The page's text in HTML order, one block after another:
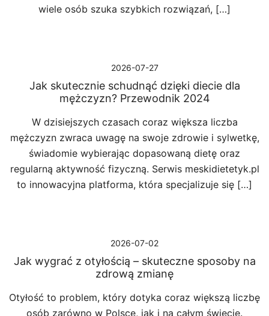
wiele osób szuka szybkich rozwiązań, […]
2026-07-27
Jak skutecznie schudnąć dzięki diecie dla
mężczyzn? Przewodnik 2024
W dzisiejszych czasach coraz większa liczba
mężczyzn zwraca uwagę na swoje zdrowie i sylwetkę,
świadomie wybierając dopasowaną dietę oraz
regularną aktywność fizyczną. Serwis meskidietetyk.pl
to innowacyjna platforma, która specjalizuje się […]
2026-07-02
Jak wygrać z otyłością – skuteczne sposoby na
zdrową zmianę
Otyłość to problem, który dotyka coraz większą liczbę
osób zarówno w Polsce, jak i na całym świecie.